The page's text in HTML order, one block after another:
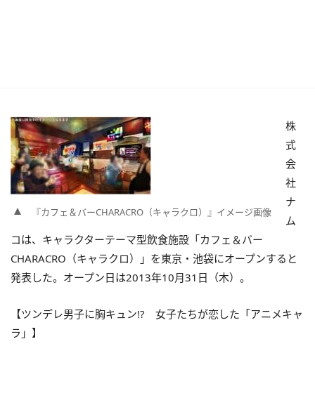
『カフェ＆バーCHARACRO（キャラクロ）』イメージ画像
株
式
会
社
ナ
ム
コは、キャラクターテーマ型飲食施設「カフェ＆バー
CHARACRO（キャラクロ）」を東京・池袋にオープンすると
発表した。オープン日は2013年10月31日（木）。
【ツンデレ男子に胸キュン!? 女子たちが恋した「アニメキャ
ラ」】